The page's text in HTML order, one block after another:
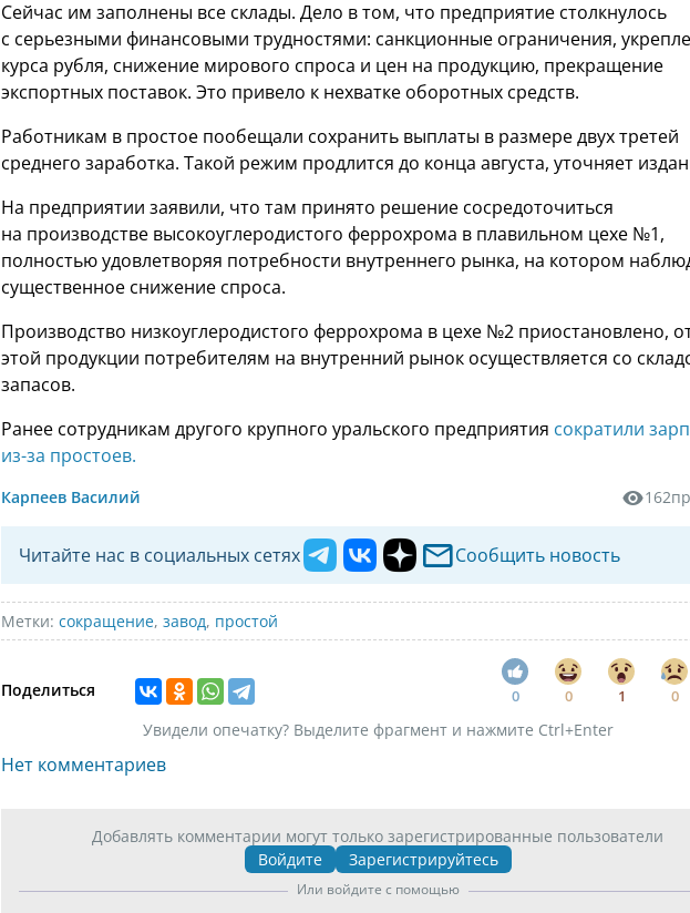
Сейчас им заполнены все склады. Дело в том, что предприятие столкнулось
с серьезными финансовыми трудностями: санкционные ограничения,
курса рубля, снижение мирового спроса и цен на продукцию, прекращение
экспортных поставок. Это привело к нехватке оборотных средств.
Работникам в простое пообещали сохранить выплаты в размере двух третей
среднего заработка. Такой режим продлится до конца августа, уточняет
На предприятии заявили, что там принято решение сосредоточиться
на производстве высокоуглеродистого феррохрома в плавильном цехе №1,
полностью удовлетворяя потребности внутреннего рынка, на котором
существенное снижение спроса.
Производство низкоуглеродистого феррохрома в цехе №2 приостановлено,
этой продукции потребителям на внутренний рынок осуществляется со
запасов.
Ранее сотрудникам другого крупного уральского предприятия сократили
из-за простоев.
Карпеев Василий 162
Читайте нас в социальных сетях Сообщить новость
Метки: сокращение, завод, простой
Поделиться 0 0 1 0
Увидели опечатку? Выделите фрагмент и нажмите Ctrl+Enter
Нет комментариев
Добавлять комментарии могут только зарегистрированные пользователи
Войдите
Зарегистрируйтесь
Или войдите с помощью